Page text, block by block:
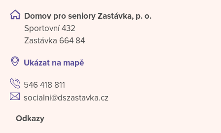
Domov pro seniory Zastávka, p. o.
Sportovní 432
Zastávka 664 84
Ukázat na mapě
546 418 811
socialni@dszastavka.cz
Odkazy